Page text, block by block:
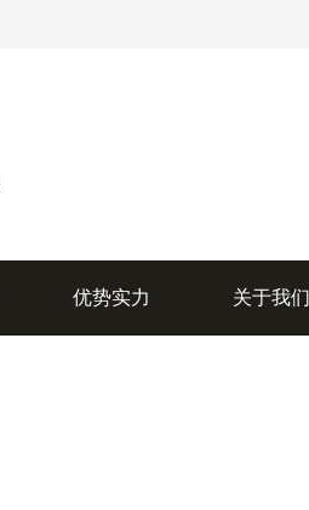
优势实力 关于我们